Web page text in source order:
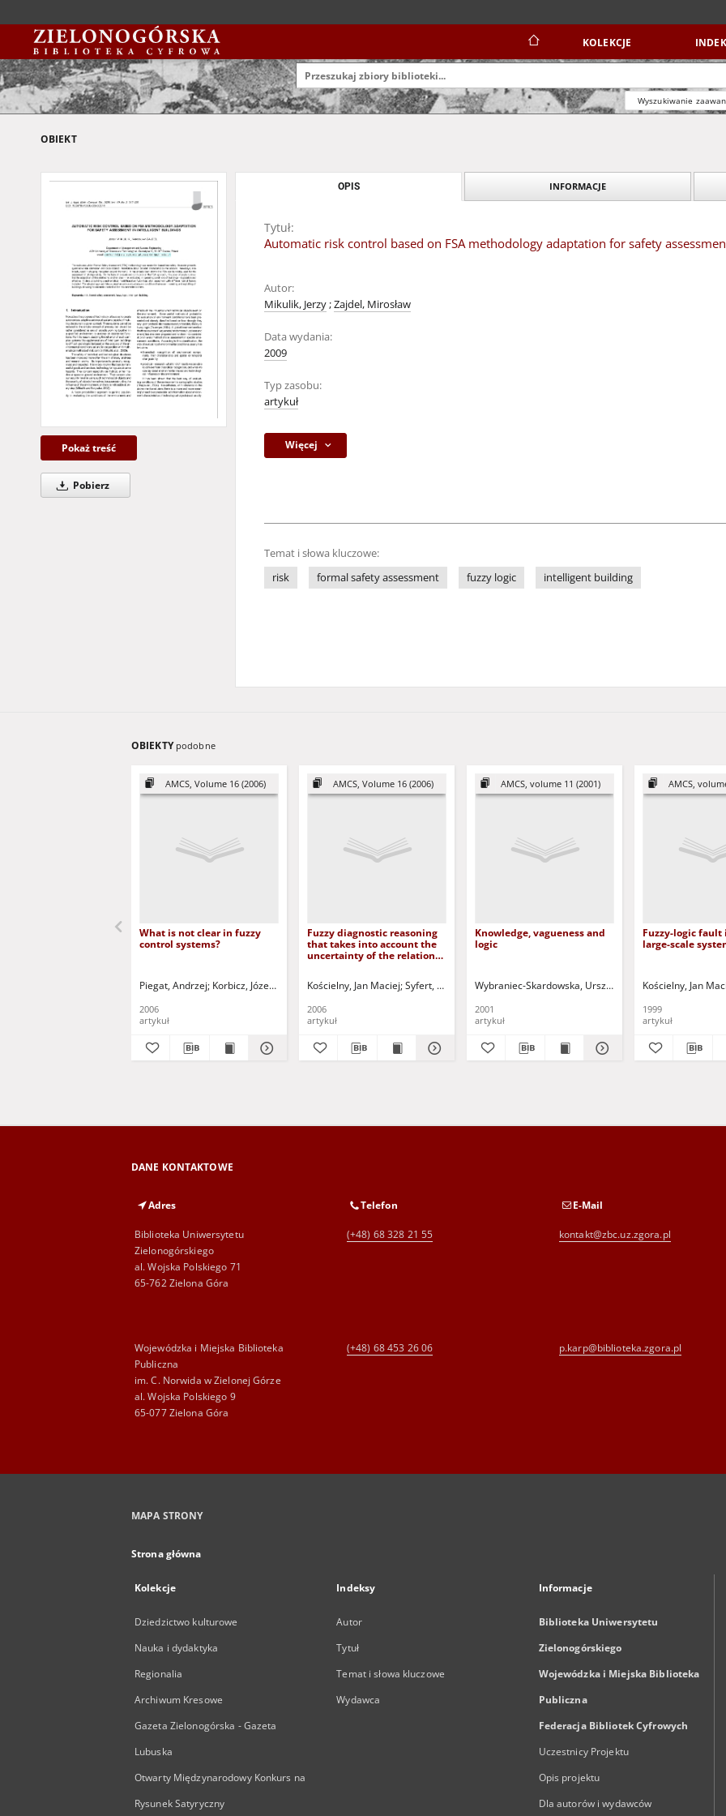
KOLEKCJE
Wyszukiwanie
OBIEKT
Pokaż treść
Pobierz
OPIS INFORMACJE
Tytuł:
Automatic risk control based on FSA methodology adaptation for safety
Autor:
Mikulik, Jerzy;Zajdel, Mirosław
Data wydania:
2009
Typ zasobu:
artykuł
Więcej
Temat i słowa kluczowe:
risk
formal safety assessment fuzzy logic intelligent building
OBIEKTY podobne
AMCS, Volume 16 (2006)
What is not clear in fuzzy
control systems?
Piegat, Andrzej Korbicz, Józef (1951- ) - red.
2006
artykuł
AMCS, Volume 16 (2006)
Fuzzy diagnostic reasoning
that takes into account the
uncertainty of the relation
Kościelny, Jan Maciej Syfert, Michał Korbicz, Józef (1951- ) - red.
2006
artykuł
AMCS, volume 11 (2001)
Knowledge, vagueness and
logic
Wybraniec-Skardowska, Urszula Grzymala-Busse,
2001
artykuł
AMCS,
Fuzzy-logic
large-scale
Kościelny, Jan
1999
artykuł
DANE KONTAKTOWE
Adres
Biblioteka Uniwersytetu
Zielonogórskiego
al. Wojska Polskiego 71
65-762 Zielona Góra
Telefon
(+48) 68 328 21 55
E-Mail
kontakt@zbc.uz.zgora.pl
Wojewódzka i Miejska Biblioteka
Publiczna
im. C. Norwida w Zielonej Górze
al. Wojska Polskiego 9
65-077 Zielona Góra
(+48) 68 453 26 06 p.karp@biblioteka.zgora.pl
MAPA STRONY
Strona główna
Kolekcje
Dziedzictwo kulturowe
Nauka i dydaktyka
Regionalia
Archiwum Kresowe
Gazeta Zielonogórska - Gazeta
Lubuska
Otwarty Międzynarodowy Konkurs na
Rysunek Satyryczny
Indeksy
Autor
Tytuł
Temat i słowa kluczowe
Wydawca
Informacje
Biblioteka Uniwersytetu
Zielonogórskiego
Wojewódzka i Miejska Biblioteka
Publiczna
Federacja Bibliotek Cyfrowych
Uczestnicy Projektu
Opis projektu
Dla autorów i wydawców